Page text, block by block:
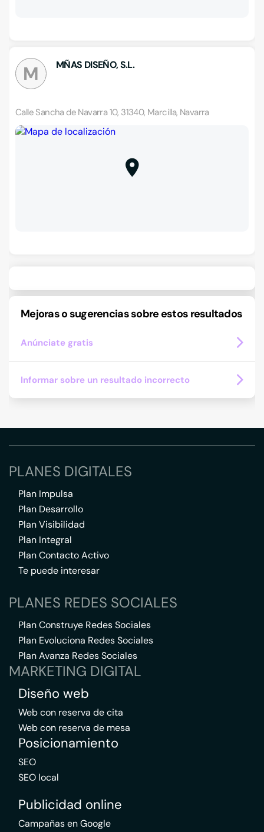
M MÑAS DISEÑO, S.L.
Calle Sancha de Navarra 10, 31340, Marcilla, Navarra
Mejoras o sugerencias sobre estos resultados
Anúnciate gratis
Informar sobre un resultado incorrecto
PLANES DIGITALES
Plan Impulsa
Plan Desarrollo
Plan Visibilidad
Plan Integral
Plan Contacto Activo
Te puede interesar
PLANES REDES SOCIALES
Plan Construye Redes Sociales
Plan Evoluciona Redes Sociales
Plan Avanza Redes Sociales
MARKETING DIGITAL
Diseño web
Web con reserva de cita
Web con reserva de mesa
Posicionamiento
SEO
SEO local
Publicidad online
Campañas en Google